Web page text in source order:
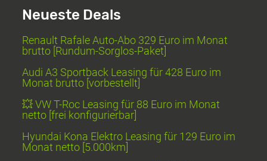
Neueste Deals
Renault Rafale Auto-Abo 329 Euro im Monat
brutto [Rundum-Sorglos-Paket]
Audi A3 Sportback Leasing für 428 Euro im
Monat brutto [vorbestellt]
💥 VW T-Roc Leasing für 88 Euro im Monat
netto [frei konfigurierbar]
Hyundai Kona Elektro Leasing für 129 Euro im
Monat netto [5.000km]